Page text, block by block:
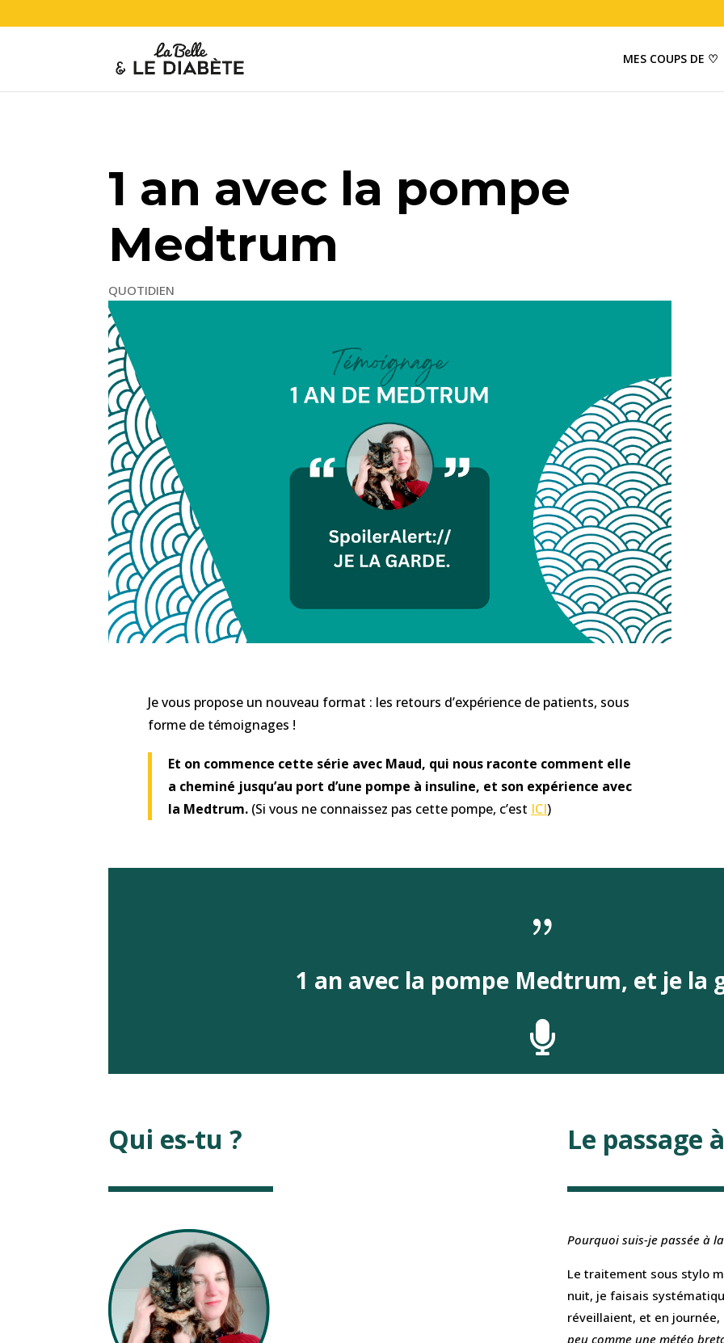
MES COUPS DE ♡
1 an avec la pompe
Medtrum
QUOTIDIEN
Je vous propose un nouveau format : les retours d’expérience de patients, sous
forme de témoignages !
Et on commence cette série avec Maud, qui nous raconte comment elle
a cheminé jusqu’au port d’une pompe à insuline, et son expérience avec
la Medtrum.(Si vous ne connaissez pas cette pompe, c’est ICI)
{
1 an avec la pompe Medtrum, et je la

Qui es-tu ? Le passage
Pourquoi suis-je passée à
Le traitement sous stylo
nuit, je faisais
réveillaient, et en
peu comme une météo